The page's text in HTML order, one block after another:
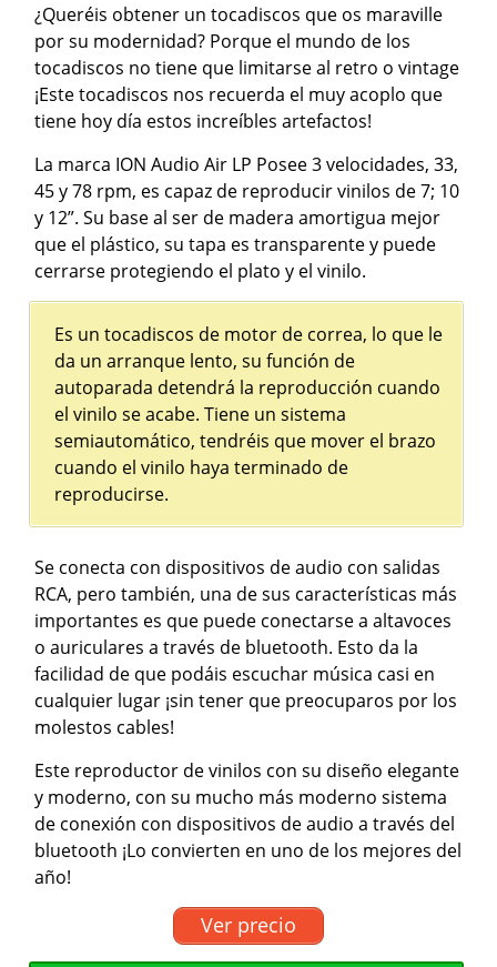
¿Queréis obtener un tocadiscos que os maraville
por su modernidad? Porque el mundo de los
tocadiscos no tiene que limitarse al retro o vintage
¡Este tocadiscos nos recuerda el muy acoplo que
tiene hoy día estos increíbles artefactos!
La marca ION Audio Air LP Posee 3 velocidades, 33,
45 y 78 rpm, es capaz de reproducir vinilos de 7; 10
y 12”. Su base al ser de madera amortigua mejor
que el plástico, su tapa es transparente y puede
cerrarse protegiendo el plato y el vinilo.
Es un tocadiscos de motor de correa, lo que le
da un arranque lento, su función de
autoparada detendrá la reproducción cuando
el vinilo se acabe. Tiene un sistema
semiautomático, tendréis que mover el brazo
cuando el vinilo haya terminado de
reproducirse.
Se conecta con dispositivos de audio con salidas
RCA, pero también, una de sus características más
importantes es que puede conectarse a altavoces
o auriculares a través de bluetooth. Esto da la
facilidad de que podáis escuchar música casi en
cualquier lugar ¡sin tener que preocuparos por los
molestos cables!
Este reproductor de vinilos con su diseño elegante
y moderno, con su mucho más moderno sistema
de conexión con dispositivos de audio a través del
bluetooth ¡Lo convierten en uno de los mejores del
año!
Ver precio